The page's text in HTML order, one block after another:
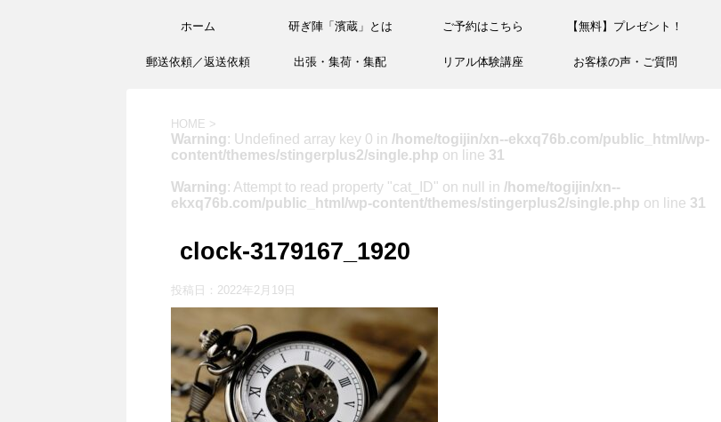
ホーム 研ぎ陣「濱蔵」とは ご予約はこちら 【無料】プレゼント！
郵送依頼／返送依頼 出張・集荷・集配 リアル体験講座 お客様の声・ご質問
HOME >
Warning: Undefined array key 0 in /home/togijin/xn--ekxq76b.com/public_html/wp-
content/themes/stingerplus2/single.php on line 31
Warning: Attempt to read property "cat_ID" on null in /home/togijin/xn--
ekxq76b.com/public_html/wp-content/themes/stingerplus2/single.php on line 31
clock-3179167_1920
投稿日： 2022年2月19日